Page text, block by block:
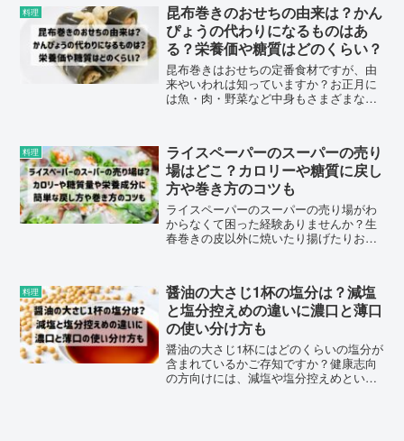
どのくらいするのかについてまとめまし
た。
料理
昆布巻きのおせちの由来は？かん
ぴょうの代わりになるものはあ
る？栄養価や糖質はどのくらい？
昆布巻きはおせちの定番食材ですが、由
来やいわれは知っていますか？お正月に
は魚・肉・野菜など中身もさまざまな種
かについてまとめました。
料理
ライスペーパーのスーパーの売り
場はどこ？カロリーや糖質に戻し
方や巻き方のコツも
ライスペーパーのスーパーの売り場がわ
からなくて困った経験ありませんか？生
春巻きの皮以外に焼いたり揚げたりお菓
量や栄養成分に戻し方や巻き方を簡単に
できるコツについてもまとめました。
料理
醤油の大さじ1杯の塩分は？減塩
と塩分控えめの違いに濃口と薄口
の使い分け方も
醤油の大さじ1杯にはどのくらいの塩分が
含まれているかご存知ですか？健康志向
の方向けには、減塩や塩分控えめといっ